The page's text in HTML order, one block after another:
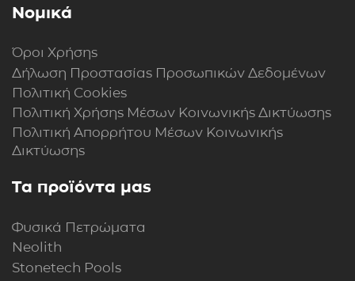
Νομικά
Όροι Χρήσης
Δήλωση Προστασίας Προσωπικών Δεδομένων
Πολιτική Cookies
Πολιτική Xρήσης Mέσων Kοινωνικής Δικτύωσης
Πολιτική Απορρήτου Μέσων Κοινωνικής
Δικτύωσης
Τα προϊόντα μας
Φυσικά Πετρώματα
Neolith
Stonetech Pools